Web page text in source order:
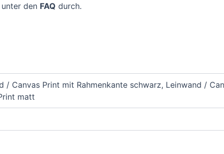
den FAQ durch.
Canvas Print mit Rahmenkante schwarz, Leinwand /
matt